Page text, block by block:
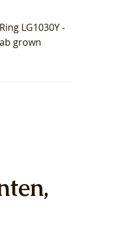
LG1030Y -
grown